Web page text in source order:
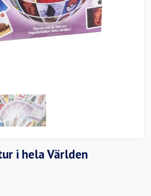
i hela Världen